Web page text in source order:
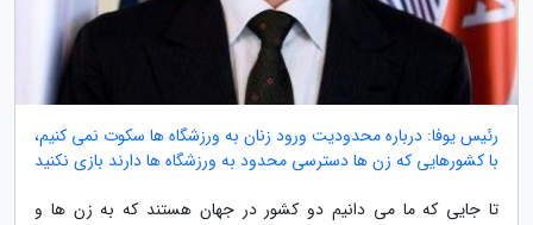
رئیس یوفا: درباره محدودیت ورود زنان به ورزشگاه ها سکوت نمی کنیم،
با کشورهایی که زن ها دسترسی محدود به ورزشگاه ها دارند بازی نکنید
تا جایی که ما می دانیم دو کشور در جهان هستند که به زن ها و